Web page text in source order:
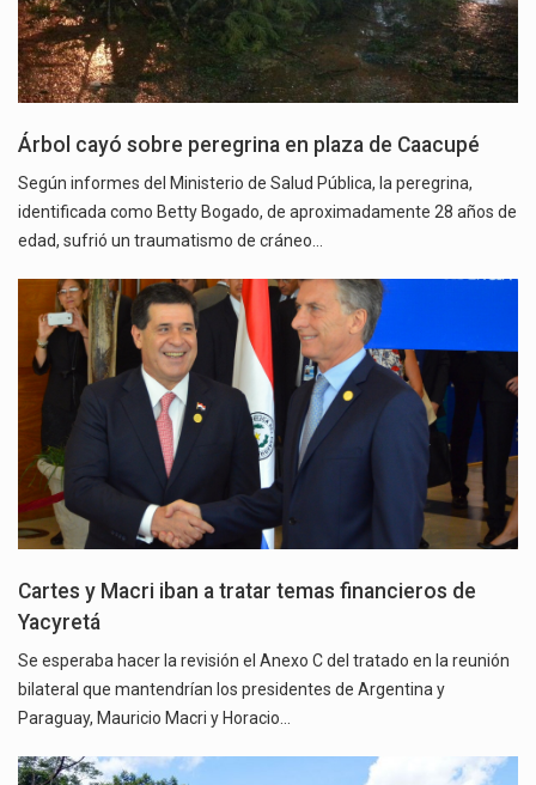
Árbol cayó sobre peregrina en plaza de Caacupé
Según informes del Ministerio de Salud Pública, la peregrina,
identificada como Betty Bogado, de aproximadamente 28 años de
edad, sufrió un traumatismo de cráneo…
Cartes y Macri iban a tratar temas financieros de
Yacyretá
Se esperaba hacer la revisión el Anexo C del tratado en la reunión
bilateral que mantendrían los presidentes de Argentina y
Paraguay, Mauricio Macri y Horacio…